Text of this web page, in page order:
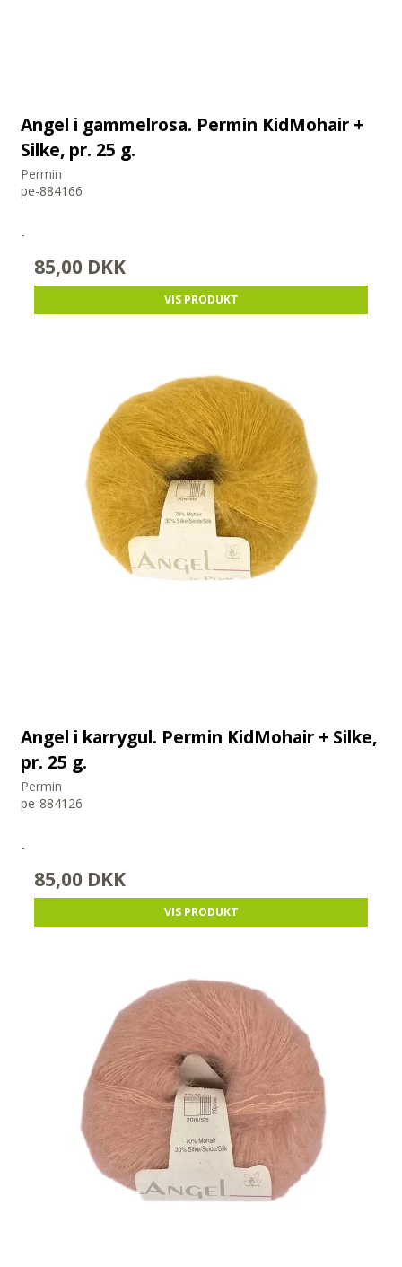
Angel i gammelrosa. Permin KidMohair +
Silke, pr. 25 g.
Permin
pe-884166
-
85,00 DKK
VIS PRODUKT
Angel i karrygul. Permin KidMohair + Silke,
pr. 25 g.
Permin
pe-884126
-
85,00 DKK
VIS PRODUKT